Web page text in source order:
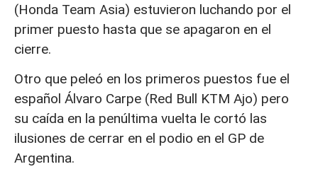
(Honda Team Asia) estuvieron luchando por el
primer puesto hasta que se apagaron en el
cierre.
Otro que peleó en los primeros puestos fue el
español Álvaro Carpe (Red Bull KTM Ajo) pero
su caída en la penúltima vuelta le cortó las
ilusiones de cerrar en el podio en el GP de
Argentina.